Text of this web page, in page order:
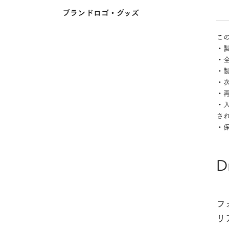
こ
・
・
・
・
・
・
さ
・
ブランドロゴ・グッズ